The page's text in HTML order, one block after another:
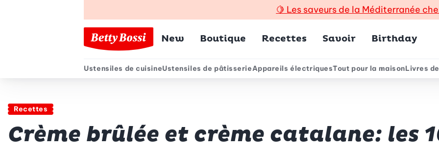
🍋 Les saveurs de la Méditerranée
Menu principal
New Boutique Recettes Savoir Birthday
Menu secondaire
Ustensiles de cuisineUstensiles de pâtisserieAppareils électriquesTout pour la maisonLivres
Recettes
Crème brûlée et crème catalane: les